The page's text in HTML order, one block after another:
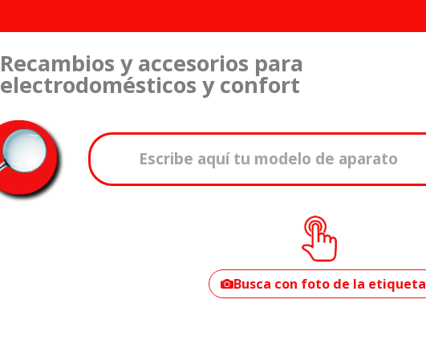
Recambios y accesorios para
electrodomésticos y confort
tu modelo?
Busca con foto de la etiqueta